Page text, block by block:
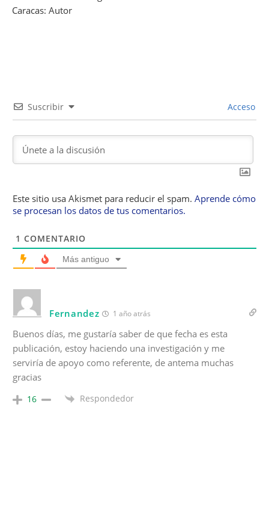
Caracas: Autor
Suscribir Acceso
Este sitio usa Akismet para reducir el spam. Aprende cómo
se procesan los datos de tus comentarios.
1 COMENTARIO
Más antiguo
Fernandez 1 año atrás
Buenos días, me gustaría saber de que fecha es esta
publicación, estoy haciendo una investigación y me
serviría de apoyo como referente, de antema muchas
gracias
16 Respondedor